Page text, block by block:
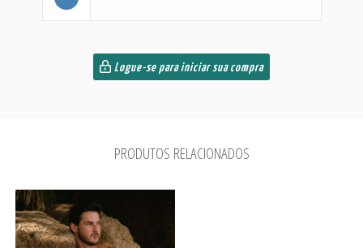
Logue-se para iniciar sua compra
PRODUTOS RELACIONADOS